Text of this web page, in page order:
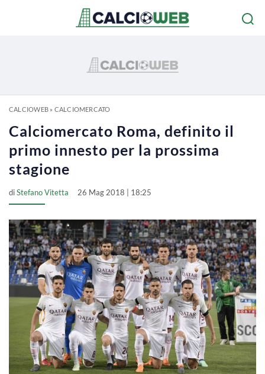
CALCIOWEB» CALCIOMERCATO
Calciomercato Roma, definito il
primo innesto per la prossima
stagione
diStefano Vitetta 26 Mag 2018 | 18:25